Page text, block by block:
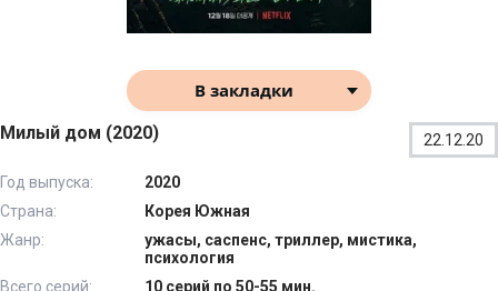
В закладки
Милый дом (2020) 22.12.20
Год выпуска:
2020
Страна:
Корея Южная
Жанр:
ужасы, саспенс, триллер, мистика,
психология
Всего серий:
10 серий по 50-55 мин.